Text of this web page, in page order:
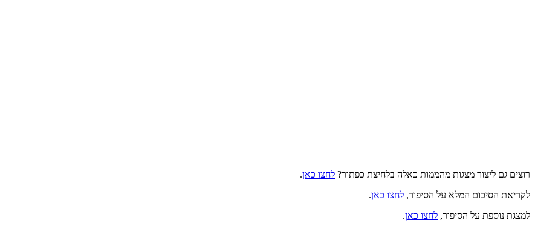
רוצים גם ליצור מצגות מהממות כאלה בלחיצת כפתור? לחצו כאן.
לקריאת הסיכום המלא על הסיפור, לחצו כאן.
למצגת נוספת על הסיפור, לחצו כאן.